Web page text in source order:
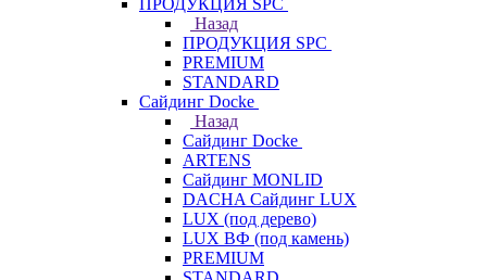
ПРОДУКЦИЯ SPC
Назад
ПРОДУКЦИЯ SPC
PREMIUM
STANDARD
Сайдинг Docke
Назад
Сайдинг Docke
ARTENS
Cайдинг MONLID
DACHA Сайдинг LUX
LUX (под дерево)
LUX ВФ (под камень)
PREMIUM